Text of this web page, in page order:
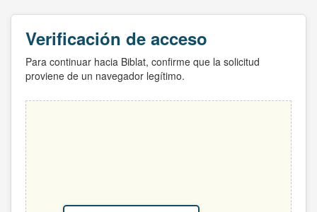
Verificación de acceso
Para continuar hacia Biblat, confirme que la solicitud
proviene de un navegador legítimo.